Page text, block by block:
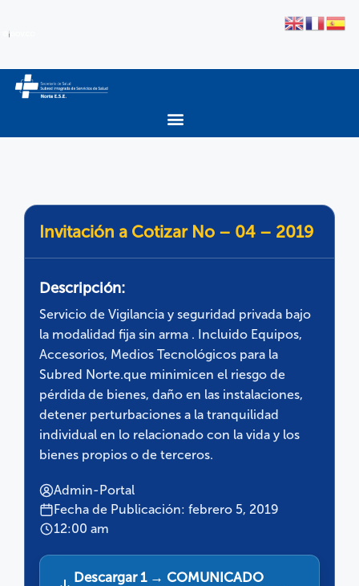
Invitación a Cotizar No – 04 – 2019
Descripción:
Servicio de Vigilancia y seguridad privada bajo
la modalidad fija sin arma . Incluido Equipos,
Accesorios, Medios Tecnológicos para la
Subred Norte.que minimicen el riesgo de
pérdida de bienes, daño en las instalaciones,
detener perturbaciones a la tranquilidad
individual en lo relacionado con la vida y los
bienes propios o de terceros.
Admin-Portal
Fecha de Publicación: febrero 5, 2019
12:00 am
Descargar 1 → COMUNICADO